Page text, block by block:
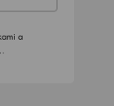
a